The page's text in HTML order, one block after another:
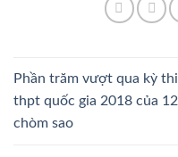
Phần trăm vượt qua kỳ thi
thpt quốc gia 2018 của 12
chòm sao